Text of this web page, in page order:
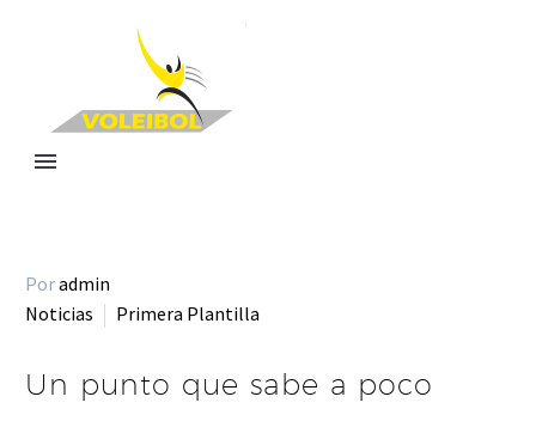
Poradmin
Noticias
Primera Plantilla
Un punto que sabe a poco